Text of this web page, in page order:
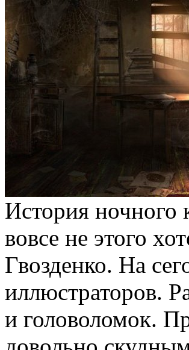
История ночного
вовсе не этого
Гвозденко. На
иллюстраторов.
и головоломок.